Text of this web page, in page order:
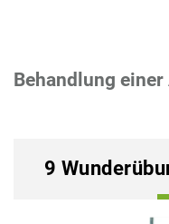
Behandlung